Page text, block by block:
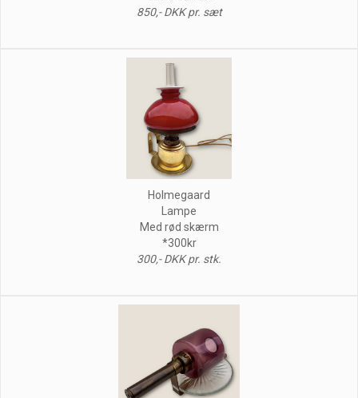
850,- DKK pr. sæt
Holmegaard
Lampe
Med rød skærm
*300kr
300,- DKK pr. stk.